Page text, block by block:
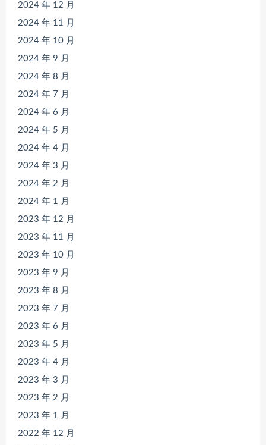
2024 年 12 月
2024 年 11 月
2024 年 10 月
2024 年 9 月
2024 年 8 月
2024 年 7 月
2024 年 6 月
2024 年 5 月
2024 年 4 月
2024 年 3 月
2024 年 2 月
2024 年 1 月
2023 年 12 月
2023 年 11 月
2023 年 10 月
2023 年 9 月
2023 年 8 月
2023 年 7 月
2023 年 6 月
2023 年 5 月
2023 年 4 月
2023 年 3 月
2023 年 2 月
2023 年 1 月
2022 年 12 月